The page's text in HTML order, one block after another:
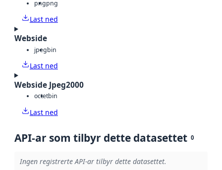
pngpng
Last ned
Webside
jpegbin
Last ned
Webside Jpeg2000
octetbin
Last ned
API-ar som tilbyr dette datasettet 0
Ingen registrerte API-ar tilbyr dette datasettet.